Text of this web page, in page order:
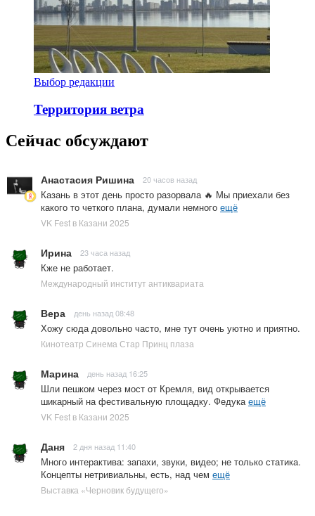
Выбор редакции
Территория ветра
Сейчас обсуждают
Анастасия Ришина 20 часов назад
Казань в этот день просто разорвала 🔥 Мы приехали без
какого то четкого плана, думали немного ещё
VK Fest в Казани 2025
Ирина 23 часа назад
Кже не работает.
Международный институт антиквариата
Вера день назад 08:48
Хожу сюда довольно часто, мне тут очень уютно и приятно.
Кинотеатр Синема Стар Принц плаза
Марина день назад 16:25
Шли пешком через мост от Кремля, вид открывается
шикарный на фестивальную площадку. Федукаещё
VK Fest в Казани 2025
Даня 2 дня назад 11:40
Много интерактива: запахи, звуки, видео; не только статика.
Концепты нетривиальны, есть, над чем ещё
Выставка «Черновик будущего»